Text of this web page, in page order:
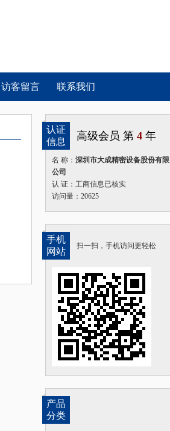
访客留言 联系我们
认证
信息
高级会员 第 4 年
名 称： 深圳市大成精密设备股份有限
公司
认 证：工商信息已核实
访问量：20625
手机
网站
扫一扫，手机访问更轻松
产品
分类